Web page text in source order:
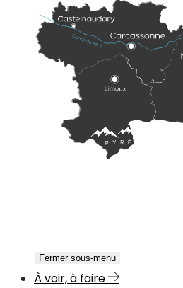
Fermer sous-menu
À voir, à faire